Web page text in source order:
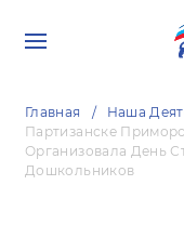
Главная Наша
Партизанске
Организовала День
Дошкольников